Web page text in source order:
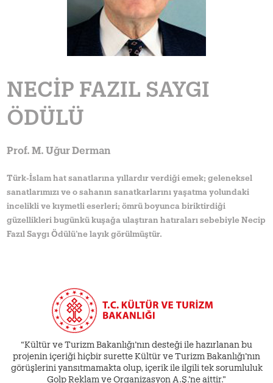
NECIP FAZIL SAYGI
ÖDÜLÜ
Prof. M. Uğur Derman
Türk-İslam hat sanatlarına yıllardır verdiği emek; geleneksel
sanatlarımızı ve o sahanın sanatkarlarını yaşatma yolundaki
incelikli ve kıymetli eserleri; ömrü boyunca biriktirdiği
güzellikleri bugünkü kuşağa ulaştıran hatıraları sebebiyle Necip
Fazıl Saygı Ödülü’ne layık görülmüştür.
“Kültür ve Turizm Bakanlığı’nın desteği ile hazırlanan bu
projenin içeriği hiçbir surette Kültür ve Turizm Bakanlığı’nın
görüşlerini yansıtmamakta olup, içerik ile ilgili tek sorumluluk
Golp Reklam ve Organizasyon A.Ş.’ne aittir.”